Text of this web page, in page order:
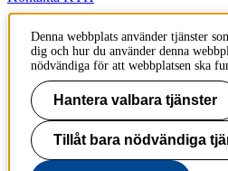
Jobba på KTH
Press och media
Faktura och betalning KTH
Om KTH:s webbplatser
Denna webbplats använder tjänster
dig och hur du använder denna
nödvändiga för att webbplatsen ska
Hantera valbara tjänster
Tillåt bara nödvändiga